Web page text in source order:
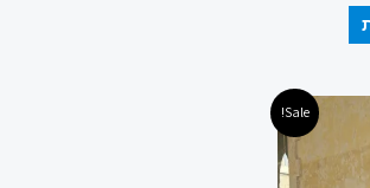
Sale! למוצר
זה
יש